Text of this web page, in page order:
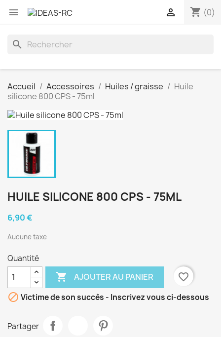
 shopping_cart (0)

search
Accueil Accessoires Huiles / graisse
Huile
silicone 800 CPS - 75ml
HUILE SILICONE 800 CPS - 75ML
6,90 €
Aucune taxe
Quantité
 AJOUTER AU PANIER
favorite_border
 Victime de son succès - Inscrivez vous ci-dessous
Partager